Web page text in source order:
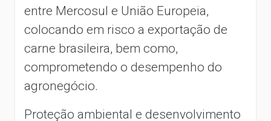
entre Mercosul e União Europeia,
colocando em risco a exportação de
carne brasileira, bem como,
comprometendo o desempenho do
agronegócio.
Proteção ambiental e desenvolvimento